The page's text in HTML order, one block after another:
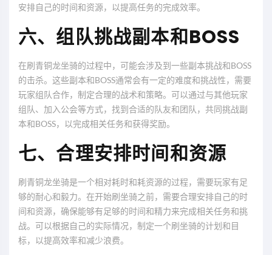
安排自己的时间和资源，以提高任务的完成效率。
六、组队挑战副本和BOSS
在刷青铜龙坐骑的过程中，可能会涉及到一些副本挑战和BOSS
的击杀。这些副本和BOSS通常会有一定的难度和挑战性，需要
玩家组队合作，制定合理的战术和策略。可以通过与其他玩家
组队、加入公会等方式，找到合适的队友和团队，共同挑战副
本和BOSS，以完成相关任务和获得奖励。
七、合理安排时间和资源
刷青铜龙坐骑是一个相对耗时和耗资源的过程，需要玩家有足
够的耐心和毅力。在开始刷坐骑之前，需要合理安排自己的时
间和资源，确保能够有足够的时间和精力来完成相关任务和挑
战。可以根据自己的实际情况，制定一个刷坐骑的计划和目
标，以提高效率和减少浪费。